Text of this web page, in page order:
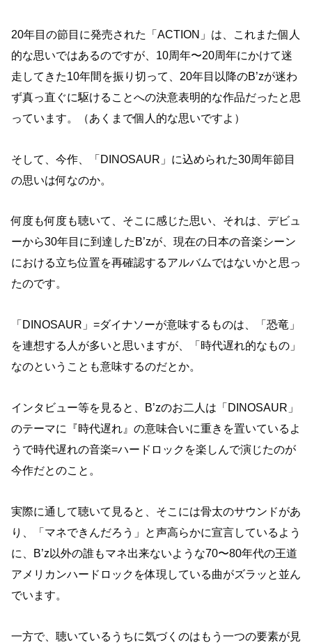
20年目の節目に発売された「ACTION」は、これまた個人
的な思いではあるのですが、10周年〜20周年にかけて迷
走してきた10年間を振り切って、20年目以降のB’zが迷わ
ず真っ直ぐに駆けることへの決意表明的な作品だったと思
っています。（あくまで個人的な思いですよ）
そして、今作、「DINOSAUR」に込められた30周年節目
の思いは何なのか。
何度も何度も聴いて、そこに感じた思い、それは、デビュ
ーから30年目に到達したB’zが、現在の日本の音楽シーン
における立ち位置を再確認するアルバムではないかと思っ
たのです。
「DINOSAUR」=ダイナソーが意味するものは、「恐竜」
を連想する人が多いと思いますが、「時代遅れ的なもの」
なのということも意味するのだとか。
インタビュー等を見ると、B’zのお二人は「DINOSAUR」
のテーマに『時代遅れ』の意味合いに重きを置いているよ
うで時代遅れの音楽=ハードロックを楽しんで演じたのが
今作だとのこと。
実際に通して聴いて見ると、そこには骨太のサウンドがあ
り、「マネできんだろう」と声高らかに宣言しているよう
に、B’z以外の誰もマネ出来ないような70〜80年代の王道
アメリカンハードロックを体現している曲がズラッと並ん
でいます。
一方で、聴いているうちに気づくのはもう一つの要素が見